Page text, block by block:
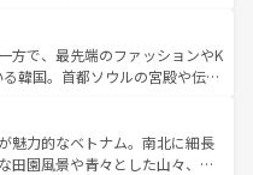
ハワイ情報
てほしい。
実しており、サーフィンやダイ
アウトドア好きにはたまらな
な魅力を存分に味わいつくそ
る台湾東部など、都市の喧騒
おり、訪れる人に新しい発見と
また、奥深い台湾の食文化も魅
など、バラエティ豊かな料理
新着の台湾情報は コンテンツ一覧を参
方で、最先端のファッションやK
韓国。首都ソウルの宮殿や伝統
折々の自然美を楽しむことが
焼肉、絶品のストリートフード
が待っている。夜には、韓国な
魅力的なベトナム。南北に細長
田園風景や青々とした山々、世